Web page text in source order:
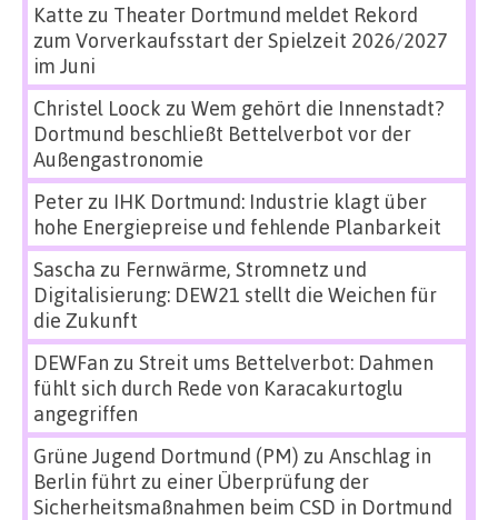
Katte zu Theater Dortmund meldet Rekord
zum Vorverkaufsstart der Spielzeit 2026/2027
im Juni
Christel Loock zu Wem gehört die Innenstadt?
Dortmund beschließt Bettelverbot vor der
Außengastronomie
Peterzu IHK Dortmund: Industrie klagt über
hohe Energiepreise und fehlende Planbarkeit
Sascha zu Fernwärme, Stromnetz und
Digitalisierung: DEW21 stellt die Weichen für
die Zukunft
DEWFan zu Streit ums Bettelverbot: Dahmen
fühlt sich durch Rede von Karacakurtoglu
angegriffen
Grüne Jugend Dortmund (PM) zu Anschlag in
Berlin führt zu einer Überprüfung der
Sicherheitsmaßnahmen beim CSD in Dortmund